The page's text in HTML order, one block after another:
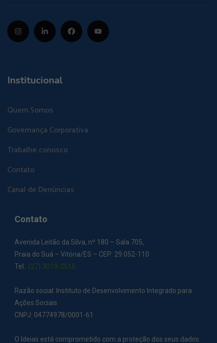
Institucional
Quem Somos
Governança Corporativa
Trabalhe conosco
Contato
Canal de Denúncias
Contato
Avenida Leitão da Silva, nº 180 – Sala 705,
Praia do Suá – Vitória/ES – CEP: 29.052-110
Tel.: (27) 3019-2515
Razão social: Instituto de Desenvolvimento Integrado para
Ações Sociais
CNPJ: 04774978/0001-61
O Ideias está comprometido com a proteção dos seus dados